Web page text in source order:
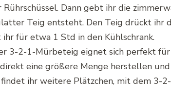
Rührschüssel. Dann gebt ihr die
Teig entsteht. Den Teig drückt ihr
für etwa 1 Std in den Kühlschrank.
3-2-1-Mürbeteig eignet sich perfekt
eine größere Menge herstellen
ihr weitere Plätzchen, mit dem 3-